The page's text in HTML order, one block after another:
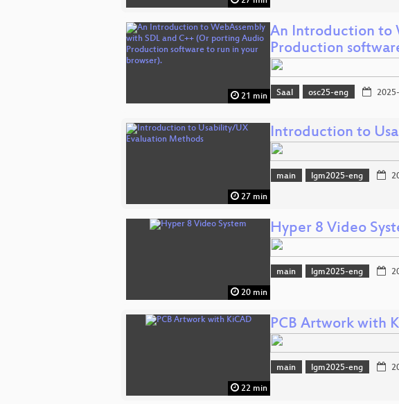
21 min
An Introduction to
Production
Saal osc25-eng
27 min
Introduction to
main lgm2025-eng
20 min
Hyper 8 Video
main lgm2025-eng
22 min
PCB Artwork with
main lgm2025-eng